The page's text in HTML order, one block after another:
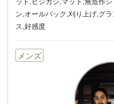
ン,オールバック,刈り上げ,グ
ス,好感度
メンズ